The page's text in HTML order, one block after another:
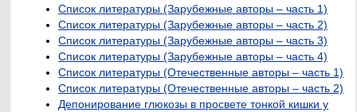
Список литературы (Зарубежные авторы – часть 1)
Список литературы (Зарубежные авторы – часть 2)
Список литературы (Зарубежные авторы – часть 3)
Список литературы (Зарубежные авторы – часть 4)
Список литературы (Отечественные авторы – часть 1)
Список литературы (Отечественные авторы – часть 2)
Депонирование глюкозы в просвете тонкой кишки у